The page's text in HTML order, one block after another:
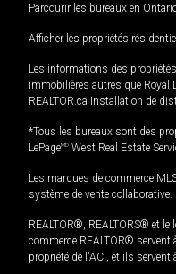
Parcourir les bureaux en
Afficher les propriétés
Les informations des
immobilières autres que Royal
REALTOR.ca Installation de
*Tous les bureaux sont des
LePageMD West Real Estate
Les marques de commerce
système de vente collaborative.
REALTOR®, REALTORS® et
commerce REALTOR®
propriété de l'ACI, et ils